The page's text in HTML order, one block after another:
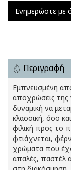
Ενημερώστε με
Περιγραφή
Εμπνευσμένη
αποχρώσεις της
δυναμική να
κλασσική, όσο
φιλική προς το
φτιάχνεται,
χρώματα που
απαλές, παστέλ